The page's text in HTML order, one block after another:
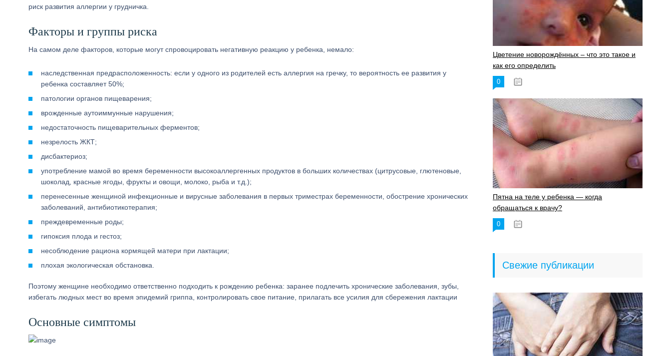
риск развития аллергии у грудничка.
Факторы и группы риска
На самом деле факторов, которые могут спровоцировать негативную реакцию у ребенка, немало:
наследственная предрасположенность: если у одного из родителей есть аллергия на гречку, то вероятность ее развития у
ребенка составляет 50%;
патологии органов пищеварения;
врожденные аутоиммунные нарушения;
недостаточность пищеварительных ферментов;
незрелость ЖКТ;
дисбактериоз;
употребление мамой во время беременности высокоаллергенных продуктов в больших количествах (цитрусовые, глютеновые,
шоколад, красные ягоды, фрукты и овощи, молоко, рыба и т.д.);
перенесенные женщиной инфекционные и вирусные заболевания в первых триместрах беременности, обострение хронических
заболеваний, антибиотикотерапия;
преждевременные роды;
гипоксия плода и гестоз;
несоблюдение рациона кормящей матери при лактации;
плохая экологическая обстановка.
Поэтому женщине необходимо ответственно подходить к рождению ребенка: заранее подлечить хронические заболевания, зубы,
избегать людных мест во время эпидемий гриппа, контролировать свое питание, прилагать все усилия для сбережения лактации
Основные симптомы
Цветение новорождённых – что это такое и
как его определить
0
Пятна на теле у ребенка — когда
обращаться к врачу?
0
Свежие публикации